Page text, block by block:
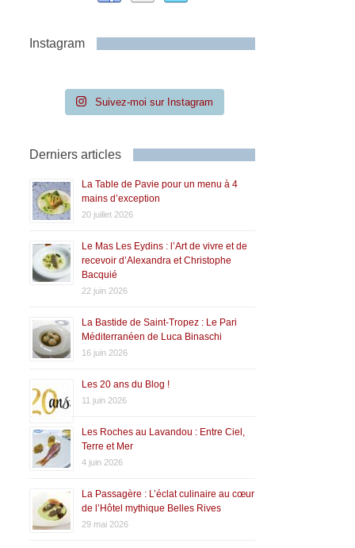
Instagram
Suivez-moi sur Instagram
Derniers articles
La Table de Pavie pour un menu à 4
mains d’exception
20 juillet 2026
Le Mas Les Eydins : l’Art de vivre et de
recevoir d’Alexandra et Christophe
Bacquié
22 juin 2026
La Bastide de Saint-Tropez : Le Pari
Méditerranéen de Luca Binaschi
16 juin 2026
Les 20 ans du Blog !
11 juin 2026
Les Roches au Lavandou : Entre Ciel,
Terre et Mer
4 juin 2026
La Passagère : L’éclat culinaire au cœur
de l’Hôtel mythique Belles Rives
29 mai 2026